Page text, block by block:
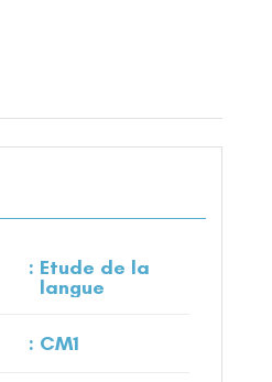
Etude de la
langue
CM1